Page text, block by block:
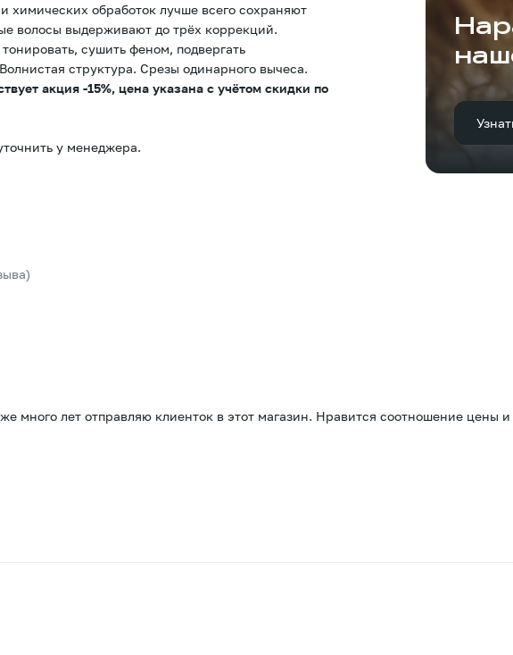
химических обработок лучше всего сохраняют
волосы выдерживают до трёх коррекций.
сушить феном, подвергать
структура. Срезы одинарного вычеса.
акция -15%, цена указана с учётом скидки по
у менеджера.
много лет отправляю клиенток в этот магазин. Нравится соотношение цены и